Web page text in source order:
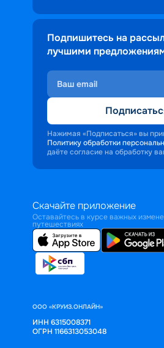
Подпишитесь на
лучшими
Нажимая «Подписаться» вы
Политику обработки
даёте согласие на обработку
Скачайте приложение
Оставайтесь в курсе важных
путешествиях
ООО «КРУИЗ.ОНЛАЙН»
ИНН 6315008371
ОГРН 1166313053048